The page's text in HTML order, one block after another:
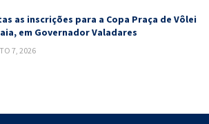
as inscrições para a Copa Praça de Vôlei
em Governador Valadares
7, 2026